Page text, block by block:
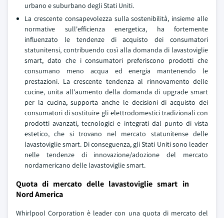
urbano e suburbano degli Stati Uniti.
La crescente consapevolezza sulla sostenibilità, insieme alle
normative sull'efficienza energetica, ha fortemente
influenzato le tendenze di acquisto dei consumatori
statunitensi, contribuendo così alla domanda di lavastoviglie
smart, dato che i consumatori preferiscono prodotti che
consumano meno acqua ed energia mantenendo le
prestazioni. La crescente tendenza al rinnovamento delle
cucine, unita all'aumento della domanda di upgrade smart
per la cucina, supporta anche le decisioni di acquisto dei
consumatori di sostituire gli elettrodomestici tradizionali con
prodotti avanzati, tecnologici e integrati dal punto di vista
estetico, che si trovano nel mercato statunitense delle
lavastoviglie smart. Di conseguenza, gli Stati Uniti sono leader
nelle tendenze di innovazione/adozione del mercato
nordamericano delle lavastoviglie smart.
Quota di mercato delle lavastoviglie smart in
Nord America
Whirlpool Corporation è leader con una quota di mercato del